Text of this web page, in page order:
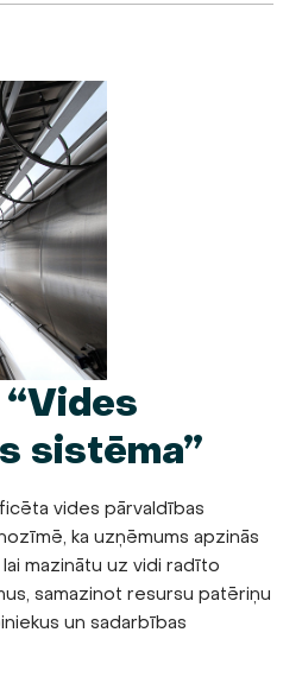
sistēma”
vides pārvaldības
ka uzņēmums apzinās
mazinātu uz vidi radīto
samazinot resursu patēriņu
un sadarbības